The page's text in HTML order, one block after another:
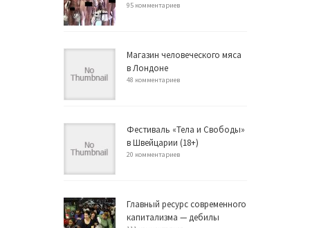
95 комментариев
Магазин человеческого мяса
в Лондоне
48 комментариев
Фестиваль «Тела и Свободы»
в Швейцарии (18+)
20 комментариев
Главный ресурс современного
капитализма — дебилы